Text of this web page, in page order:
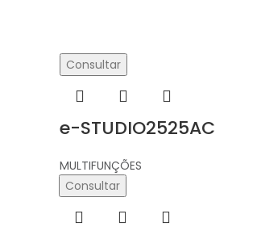
Consultar
e-STUDIO2525AC
MULTIFUNÇÕES
Consultar